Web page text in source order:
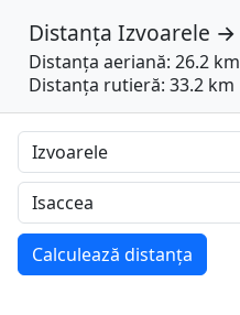
Distanța Izvoarele →
Distanța aeriană: 26.2 km
Distanța rutieră: 33.2 km
Calculează distanța